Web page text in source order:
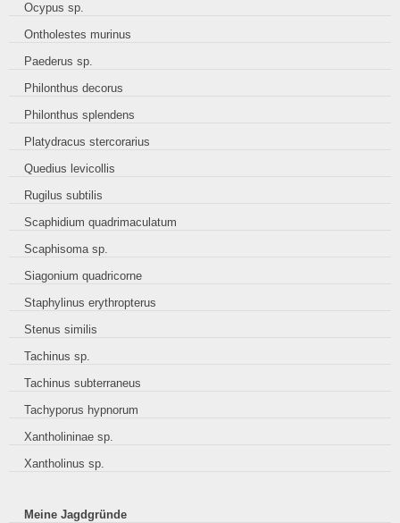
Ocypus sp.
Ontholestes murinus
Paederus sp.
Philonthus decorus
Philonthus splendens
Platydracus stercorarius
Quedius levicollis
Rugilus subtilis
Scaphidium quadrimaculatum
Scaphisoma sp.
Siagonium quadricorne
Staphylinus erythropterus
Stenus similis
Tachinus sp.
Tachinus subterraneus
Tachyporus hypnorum
Xantholininae sp.
Xantholinus sp.
Meine Jagdgründe